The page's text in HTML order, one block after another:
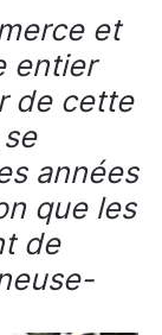
et
entier
de cette
années
que les
de